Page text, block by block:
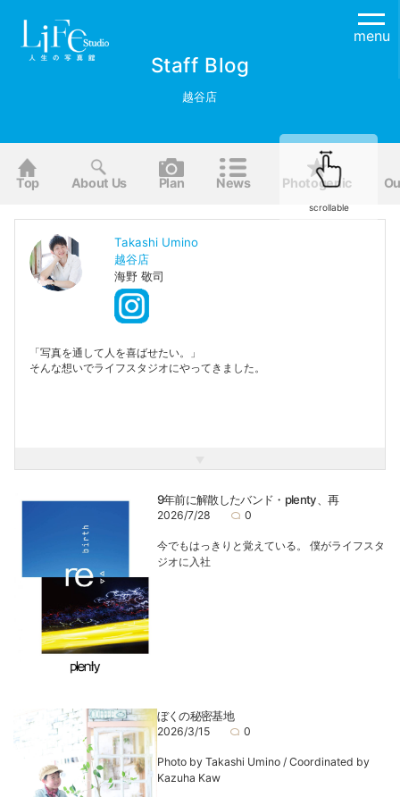
menu
Staff Blog
越谷店
Top About Us Plan News Photogenic
Takashi Umino
越谷店
海野 敬司
「写真を通して人を喜ばせたい。」
そんな想いでライフスタジオにやってきました。
その他の趣味↓
スポーツ観戦・・・バスケ / サッカー / 野球
自分らしさを大切に、楽しく笑顔で居られる時間を作りたい
と思いますので、スタジオでお会いした際にはどうぞよろし
くお願いします(^^)
9年前に解散したバンド・plenty、再
2026/7/28 0
今でもはっきりと覚えている。 僕がライフスタ
ジオに入社
ぼくの秘密基地
2026/3/15 0
Photo by Takashi Umino / Coordinated by
Kazuha Kaw